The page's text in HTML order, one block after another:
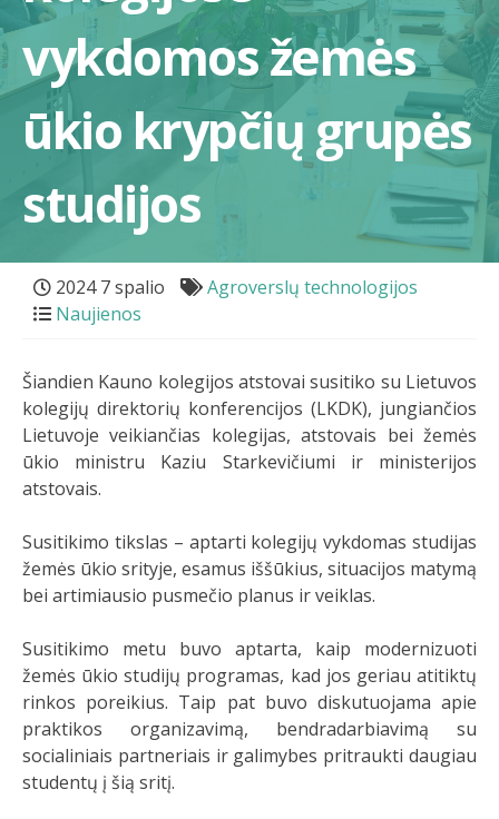
vykdomos žemės
ūkio krypčių grupės
studijos
2024 7 spalio
Agroverslų technologijos
Naujienos
Šiandien Kauno kolegijos atstovai susitiko su Lietuvos
kolegijų direktorių konferencijos (LKDK), jungiančios
Lietuvoje veikiančias kolegijas, atstovais bei žemės
ūkio ministru Kaziu Starkevičiumi ir ministerijos
atstovais.
Susitikimo tikslas – aptarti kolegijų vykdomas studijas
žemės ūkio srityje, esamus iššūkius, situacijos matymą
bei artimiausio pusmečio planus ir veiklas.
Susitikimo metu buvo aptarta, kaip modernizuoti
žemės ūkio studijų programas, kad jos geriau atitiktų
rinkos poreikius. Taip pat buvo diskutuojama apie
praktikos organizavimą, bendradarbiavimą su
socialiniais partneriais ir galimybes pritraukti daugiau
studentų į šią sritį.